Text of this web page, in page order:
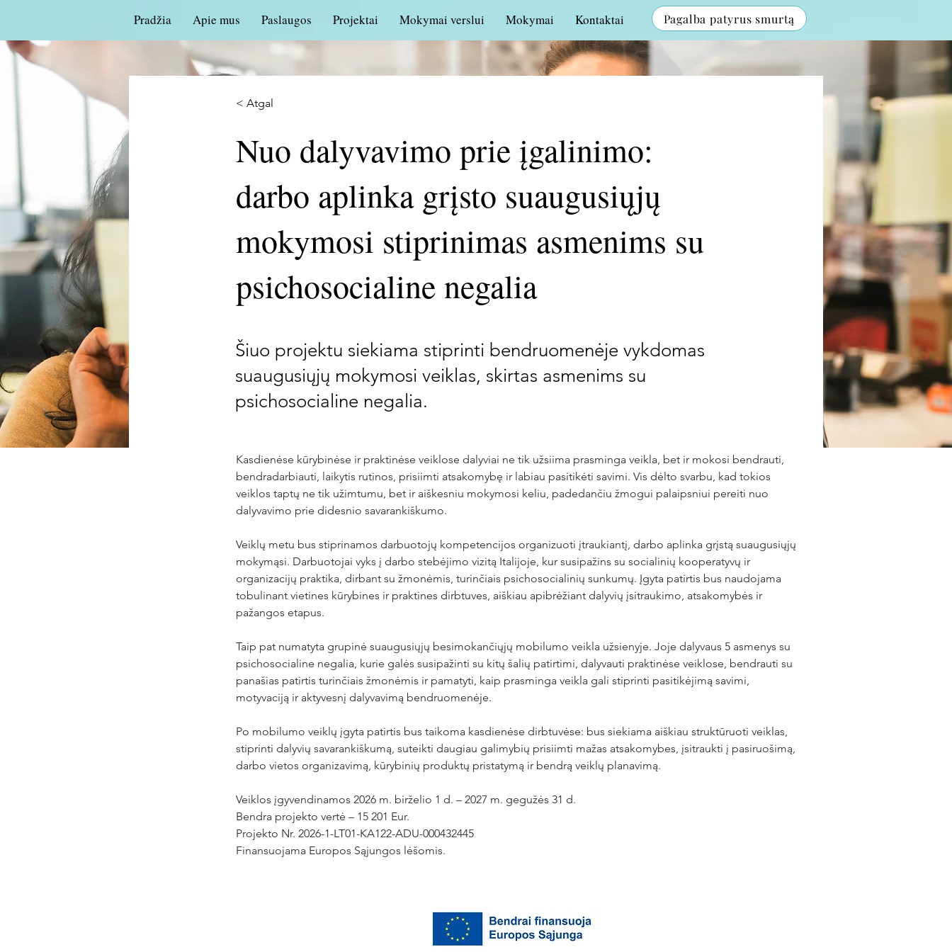
Pradžia Apie mus Paslaugos Projektai Mokymai verslui Mokymai Kontaktai Pagalba patyrus smurtą
< Atgal
Nuo dalyvavimo prie įgalinimo:
darbo aplinka grįsto suaugusiųjų
mokymosi stiprinimas asmenims su
psichosocialine negalia
Šiuo projektu siekiama stiprinti bendruomenėje vykdomas
suaugusiųjų mokymosi veiklas, skirtas asmenims su
psichosocialine negalia.
Kasdienėse kūrybinėse ir praktinėse veiklose dalyviai ne tik užsiima prasminga veikla, bet ir mokosi bendrauti,
bendradarbiauti, laikytis rutinos, prisiimti atsakomybę ir labiau pasitikėti savimi. Vis dėlto svarbu, kad tokios
veiklos taptų ne tik užimtumu, bet ir aiškesniu mokymosi keliu, padedančiu žmogui palaipsniui pereiti nuo
dalyvavimo prie didesnio savarankiškumo.
Veiklų metu bus stiprinamos darbuotojų kompetencijos organizuoti įtraukiantį, darbo aplinka grįstą suaugusiųjų
mokymąsi. Darbuotojai vyks į darbo stebėjimo vizitą Italijoje, kur susipažins su socialinių kooperatyvų ir
organizacijų praktika, dirbant su žmonėmis, turinčiais psichosocialinių sunkumų. Įgyta patirtis bus naudojama
tobulinant vietines kūrybines ir praktines dirbtuves, aiškiau apibrėžiant dalyvių įsitraukimo, atsakomybės ir
pažangos etapus.
Taip pat numatyta grupinė suaugusiųjų besimokančiųjų mobilumo veikla užsienyje. Joje dalyvaus 5 asmenys su
psichosocialine negalia, kurie galės susipažinti su kitų šalių patirtimi, dalyvauti praktinėse veiklose, bendrauti su
panašias patirtis turinčiais žmonėmis ir pamatyti, kaip prasminga veikla gali stiprinti pasitikėjimą savimi,
motyvaciją ir aktyvesnį dalyvavimą bendruomenėje.
Po mobilumo veiklų įgyta patirtis bus taikoma kasdienėse dirbtuvėse: bus siekiama aiškiau struktūruoti veiklas,
stiprinti dalyvių savarankiškumą, suteikti daugiau galimybių prisiimti mažas atsakomybes, įsitraukti į pasiruošimą,
darbo vietos organizavimą, kūrybinių produktų pristatymą ir bendrą veiklų planavimą.
Veiklos įgyvendinamos 2026 m. birželio 1 d. – 2027 m. gegužės 31 d.
Bendra projekto vertė – 15 201 Eur.
Projekto Nr. 2026-1-LT01-KA122-ADU-000432445
Finansuojama Europos Sąjungos lėšomis.